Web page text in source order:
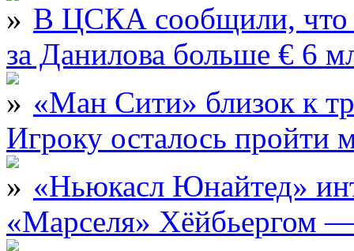
В ЦСКА сообщили, что
за Данилова больше € 6
«Ман Сити» близок к
Игроку осталось
«Ньюкасл Юнайтед»
«Марселя» Хёйбьергом